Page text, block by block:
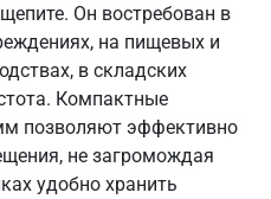
Он востребован в
на пищевых и
в складских
Компактные
позволяют эффективно
не загромождая
удобно хранить